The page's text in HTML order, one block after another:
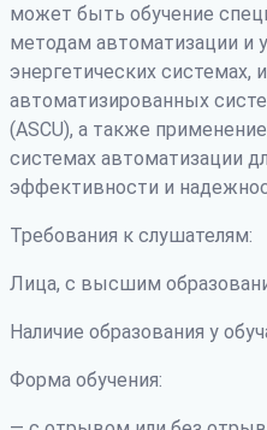
может быть обучение
методам автоматизации и
энергетических системах,
автоматизированных
(ASCU), а также
системах автоматизации
эффективности и
Требования к слушателям:
Лица, с высшим
Наличие образования у
Форма обучения: